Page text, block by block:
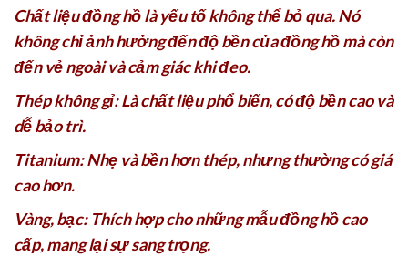
Chất liệu đồng hồ là yếu tố không thể bỏ qua. Nó
không chỉ ảnh hưởng đến độ bền của đồng hồ mà còn
đến vẻ ngoài và cảm giác khi đeo.
Thép không gỉ: Là chất liệu phổ biến, có độ bền cao và
dễ bảo trì.
Titanium: Nhẹ và bền hơn thép, nhưng thường có giá
cao hơn.
Vàng, bạc: Thích hợp cho những mẫu đồng hồ cao
cấp, mang lại sự sang trọng.